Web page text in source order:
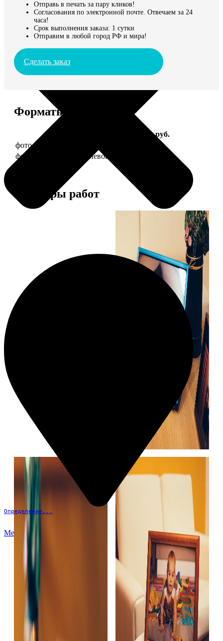
Определение...
Меню
Отправь в печать за пару кликов!
Согласования по электронной почте. Отвечаем за 24
часа!
Срок выполнения заказа: 1 сутки
Отправим в любой город РФ и мира!
Сделать заказ
Форматы и цены
Цена, руб.
фото 20х30 в деревянной рамке
фото 20х30 в алюминиевой рамке
Примеры работ